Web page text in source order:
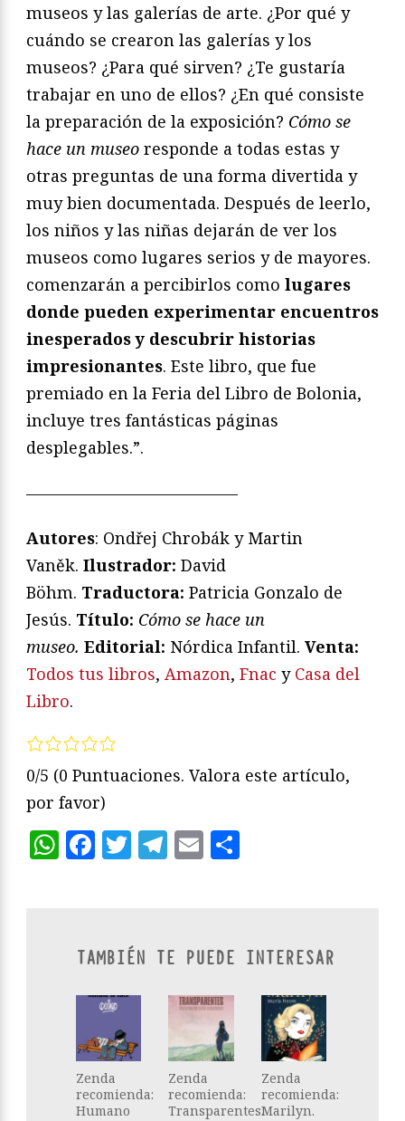
museos y las galerías de arte. ¿Por qué y
cuándo se crearon las galerías y los
museos? ¿Para qué sirven? ¿Te gustaría
trabajar en uno de ellos? ¿En qué consiste
la preparación de la exposición? Cómo se
hace un museo responde a todas estas y
otras preguntas de una forma divertida y
muy bien documentada. Después de leerlo,
los niños y las niñas dejarán de ver los
museos como lugares serios y de mayores.
comenzarán a percibirlos como lugares
donde pueden experimentar encuentros
inesperados y descubrir historias
impresionantes. Este libro, que fue
premiado en la Feria del Libro de Bolonia,
incluye tres fantásticas páginas
desplegables.”.
—————————————
Autores: Ondřej Chrobák y Martin
Vaněk. Ilustrador: David
Böhm. Traductora: Patricia Gonzalo de
Jesús. Título: Cómo se hace un
museo. Editorial: Nórdica Infantil. Venta:
Todos tus libros, Amazon, Fnac y Casa del
Libro.
0/5 (0 Puntuaciones. Valora este artículo,
por favor)
WhatsApp
Facebook
Twitter
Telegram
Email
TAMBIÉN TE PUEDE INTERESAR
Zenda
recomienda:
Humano
Zenda
recomienda:
Transparentes.
Zenda
recomienda:
Marilyn.